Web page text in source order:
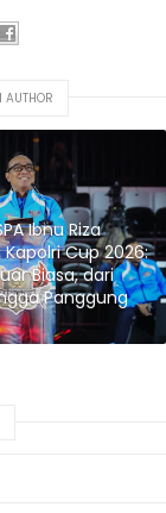
AUTHOR
Ibnu Riza
Kapolri Cup 2026:
Biasa, dari
Panggung